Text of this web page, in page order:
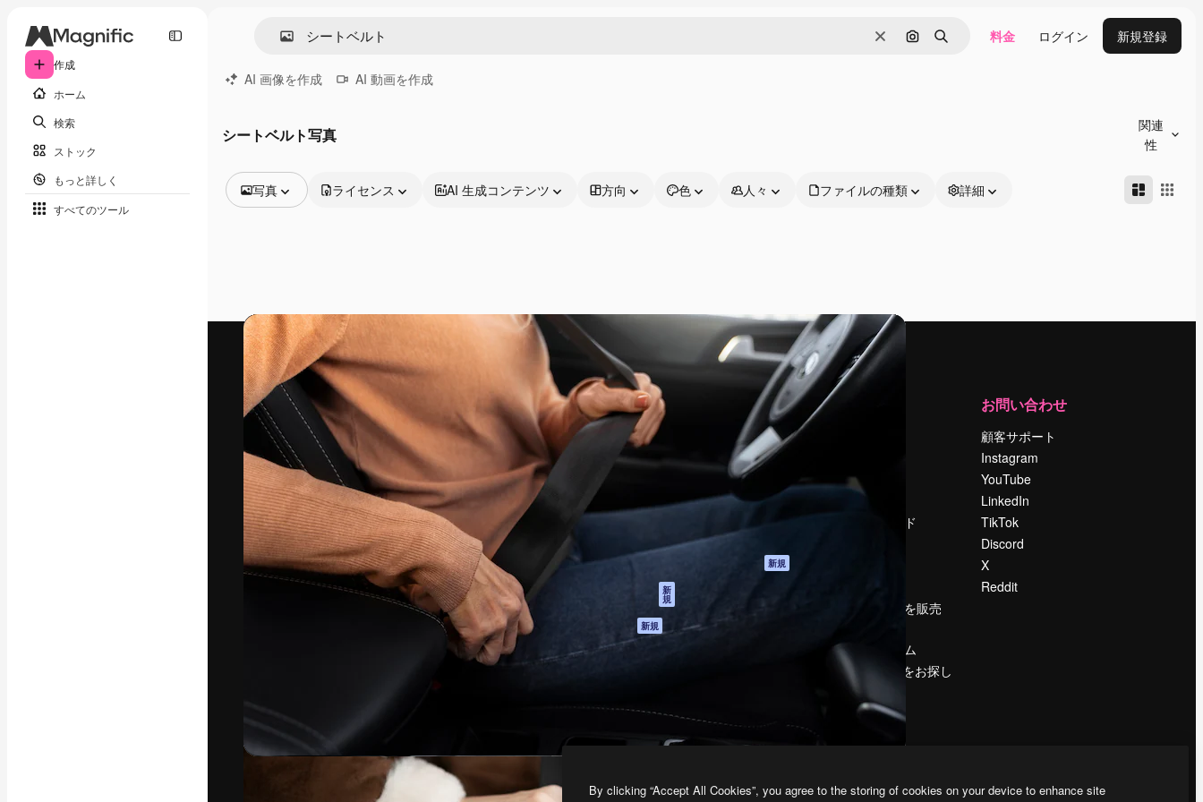
作成
ホーム
検索
ストック
もっと詳しく
すべてのツール
消去 画像で検索
検索 料金 ログイン 新規登録
AI 画像を作成 AI 動画を作成
シートベルト写真
関連
性
写真
動画
映像素材
モーショングラフィックス
動画テンプレート
アイコン
3D モデル
フォント
ライセンス AI 生成コンテンツ 方向 色 人々 ファイルの種類 詳細
最高のクリエイティブ制作を導くためのプラ
ットフォーム。クリエイター、企業、代理
店、スタジオを含む100万人以上が利用して
います。
日本語
製品
Spaces
AI アシスタント
AI 画像生成ツール
AI 動画生成ツール
ストックコンテン
ツ
新
規
エージェント 新規
API
ール
はじめに
Academy
ドキュメント
サポート
利用規約
プライバシーポリ
シー
新規
トラストセンター
アフィリエイト
Reviews
検索トレンド
Slidesgo
コンテンツを販売
プレスルーム
magnific.aiをお探し
ですか？
お問い合わせ
顧客サポート
Instagram
YouTube
LinkedIn
TikTok
Discord
X
Reddit
Copyright © 2010-2026Freepik Company S.L.U.
By clicking “Accept All Cookies”, you agree to the storing of cookies on your device to enhance site